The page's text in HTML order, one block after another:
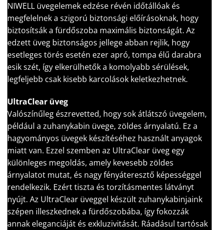
NIWELL üvegelemek edzése révén időtállóak és
megfelelnek a szigorú biztonsági előírásoknak, hogy
biztosítsák a fürdőszoba maximális biztonságát. Az
edzett üveg biztonságos jellege abban rejlik, hogy
esetleges törés esetén ezer apró, tompa élű darabra
esik szét, így elkerülhetők a komolyabb sérülések,
legfeljebb csak kisebb karcolások keletkezhetnek.
UltraClear üveg
Valószínűleg észrevetted, hogy sok átlátszó üvegelem,
például a zuhanykabin üvege, zöldes árnyalatú. Ez a
hagyományos üvegek készítéséhez használt anyagok
miatt van. Ezzel szemben az UltraClear üveg egy
különleges megoldás, amely kevesebb zöldes
árnyalatot mutat, és nagy fényáteresztő képességgel
rendelkezik. Ezért tiszta és torzításmentes látványt
nyújt. Az UltraClear üveggel készült zuhanykabinjaink
szépen illeszkednek a fürdőszobába, így fokozzák
annak eleganciáját és exkluzivitását. Ráadásul tartósak